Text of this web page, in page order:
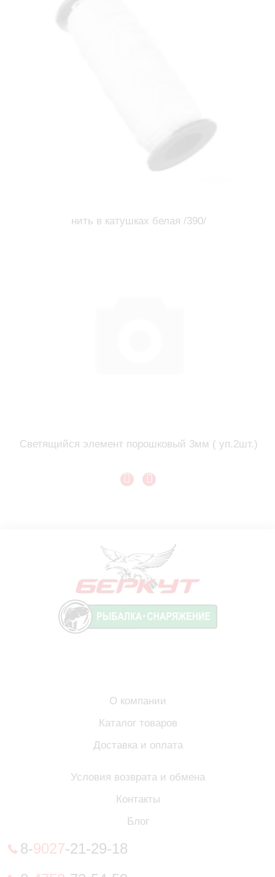
нить в катушках белая /390/
Светящийся элемент порошковый 3мм ( уп.2шт.)
О компании
Каталог товаров
Доставка и оплата
Условия возврата и обмена
Контакты
Блог
8-9027-21-29-18